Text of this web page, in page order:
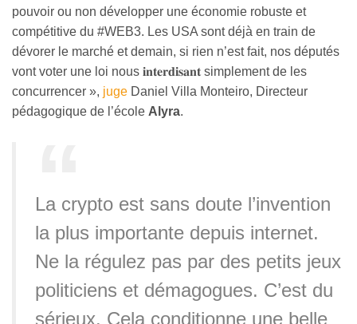
pouvoir ou non développer une économie robuste et
compétitive du #WEB3. Les USA sont déjà en train de
dévorer le marché et demain, si rien n’est fait, nos députés
vont voter une loi nous 𝐢𝐧𝐭𝐞𝐫𝐝𝐢𝐬𝐚𝐧𝐭 simplement de les
concurrencer », juge Daniel Villa Monteiro, Directeur
pédagogique de l’école Alyra.
La crypto est sans doute l’invention
la plus importante depuis internet.
Ne la régulez pas par des petits jeux
politiciens et démagogues. C’est du
sérieux. Cela conditionne une belle